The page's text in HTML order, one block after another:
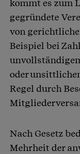
kommt es zum
gegründete
von
Beispiel bei
oder
Regel durch
Nach Gesetz
Mehrheit der